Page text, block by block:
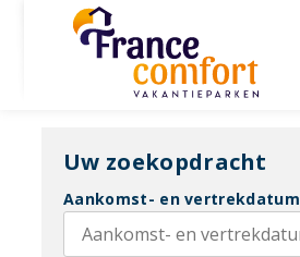
Uw zoekopdracht
Aankomst- en vertrekdatum